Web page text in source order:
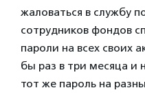
жаловаться в службу
сотрудников фондов
пароли на всех своих
бы раз в три месяца и
тот же пароль на